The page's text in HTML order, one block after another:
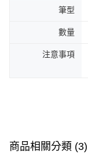
筆型
數量
注意事項
商品相關分類 (3)